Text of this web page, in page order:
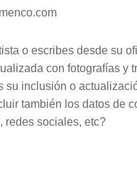
o escribes desde su
con fotografías y
su inclusión o
también los datos de
redes sociales, etc?